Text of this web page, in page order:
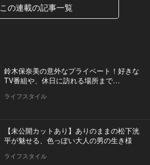
この連載の記事一覧
鈴木保奈美の意外なプライベート！好きな
TV番組や、休日に訪れる場所まで…
ライフスタイル
【未公開カットあり】ありのままの松下洸
平が魅せる、色っぽい大人の男の生き様
ライフスタイル